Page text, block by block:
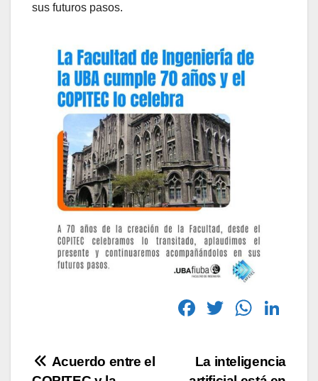
sus futuros pasos.
F
c
e
T
tt
er
W
at
s
k
e
La inteligencia
Acuerdo entre el